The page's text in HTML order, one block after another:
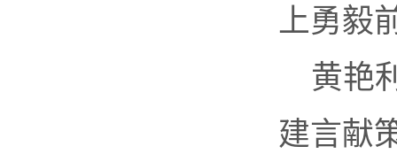
上勇毅
黄艳
建言献